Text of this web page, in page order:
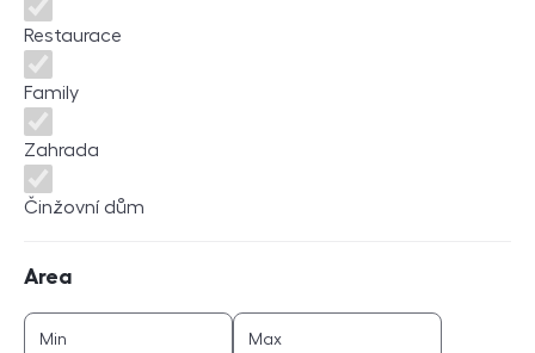
Restaurace
Family
Zahrada
Činžovní dům
Area
Min Maxarea (